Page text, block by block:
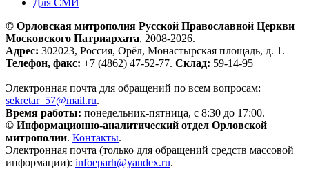
© Орловская митрополия Русской Православной Церкви
Московского Патриархата, 2008-2026.
Адрес: 302023, Россия, Орёл, Монастырская площадь, д. 1.
Телефон, факс: +7 (4862) 47-52-77. Склад: 59-14-95
Электронная почта для обращений по всем вопросам:
sekretar_57@mail.ru.
Время работы: понедельник-пятница, с 8:30 до 17:00.
© Информационно-аналитический отдел Орловской
митрополии. Контакты.
Электронная почта (только для обращений средств массовой
информации): infoeparh@yandex.ru.